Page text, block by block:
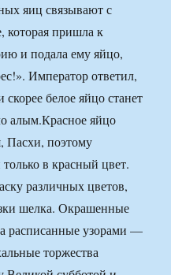
яиц связывают с
которая пришла к
и подала ему яйцо,
Император ответил,
скорее белое яйцо станет
алым.Красное яйцо
Пасхи, поэтому
в красный цвет.
различных цветов,
шелка. Окрашенные
расписанные узорами —
торжества